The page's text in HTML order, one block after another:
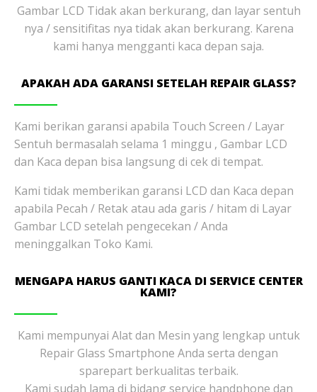
Gambar LCD Tidak akan berkurang, dan layar sentuh
nya / sensitifitas nya tidak akan berkurang. Karena
kami hanya mengganti kaca depan saja.
APAKAH ADA GARANSI SETELAH REPAIR GLASS?
Kami berikan garansi apabila Touch Screen / Layar
Sentuh bermasalah selama 1 minggu , Gambar LCD
dan Kaca depan bisa langsung di cek di tempat.
Kami tidak memberikan garansi LCD dan Kaca depan
apabila Pecah / Retak atau ada garis / hitam di Layar
Gambar LCD setelah pengecekan / Anda
meninggalkan Toko Kami.
MENGAPA HARUS GANTI KACA DI SERVICE CENTER
KAMI?
Kami mempunyai Alat dan Mesin yang lengkap untuk
Repair Glass Smartphone Anda serta dengan
sparepart berkualitas terbaik.
Kami sudah lama di bidang service handphone dan